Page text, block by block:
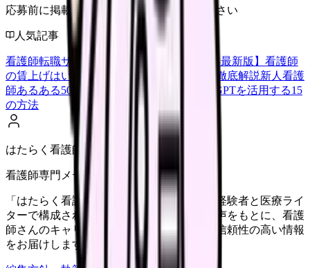
応募前に掲載元の最新情報を確認してください
人気記事
看護師転職サイトランキングTOP5【2026年最新版】 看護師
の賃上げはいくら？2026年度の最新情報を徹底解説新人看護
師あるある50選【共感必至】
看護師がChatGPTを活用する15
の方法
はたらく看護師さん編集部
看護師専門メディア
「はたらく看護師さん」編集部は、看護師経験者と医療ライ
ターで構成されています。現場のリアルな声をもとに、看護
師さんのキャリア・転職・働き方に関する信頼性の高い情報
をお届けします。